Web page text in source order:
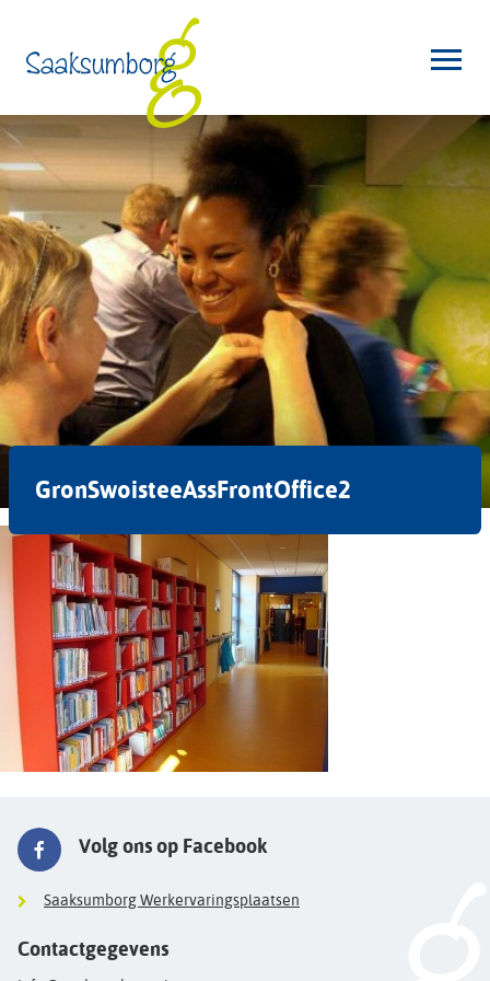
GronSwoisteeAssFrontOffice2
Volg ons op Facebook
Saaksumborg Werkervaringsplaatsen
Contactgegevens